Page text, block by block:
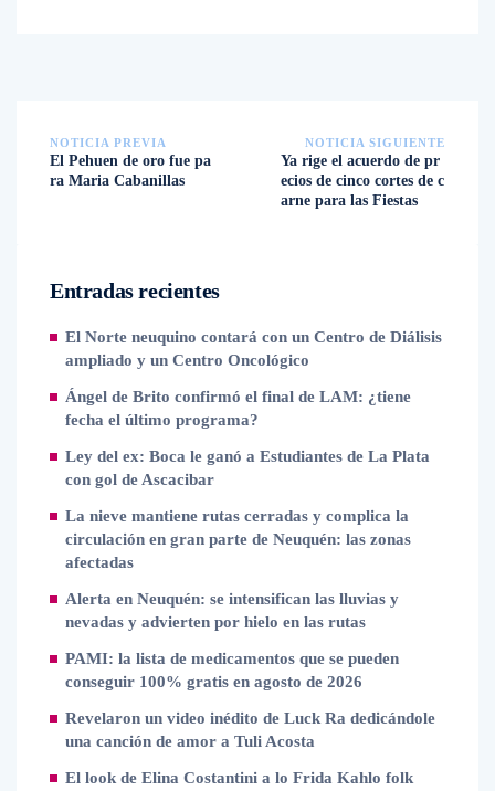
NOTICIA PREVIA
El Pehuen de oro fue pa
ra Maria Cabanillas
NOTICIA SIGUIENTE
Ya rige el acuerdo de pr
ecios de cinco cortes de c
arne para las Fiestas
Entradas recientes
El Norte neuquino contará con un Centro de Diálisis
ampliado y un Centro Oncológico
Ángel de Brito confirmó el final de LAM: ¿tiene
fecha el último programa?
Ley del ex: Boca le ganó a Estudiantes de La Plata
con gol de Ascacibar
La nieve mantiene rutas cerradas y complica la
circulación en gran parte de Neuquén: las zonas
afectadas
Alerta en Neuquén: se intensifican las lluvias y
nevadas y advierten por hielo en las rutas
PAMI: la lista de medicamentos que se pueden
conseguir 100% gratis en agosto de 2026
Revelaron un video inédito de Luck Ra dedicándole
una canción de amor a Tuli Acosta
El look de Elina Costantini a lo Frida Kahlo folk